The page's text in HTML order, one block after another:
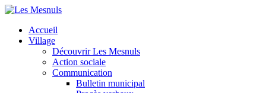
Accueil
Village
Découvrir Les Mesnuls
Action sociale
Communication
Bulletin municipal